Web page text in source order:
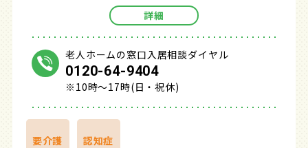
詳細
老人ホームの窓口入居相談ダイヤル
0120-64-9404
※10時～17時(日・祝休)
要介護 認知症